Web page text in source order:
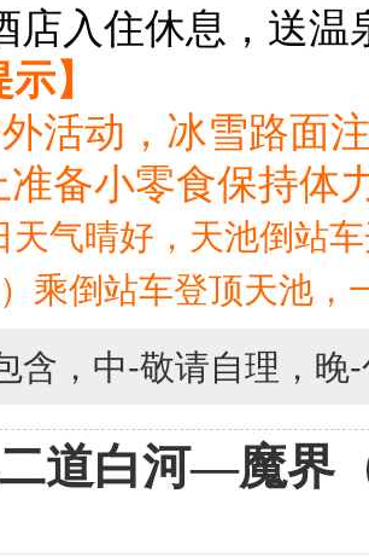
店入住休息，送温
】
活动，冰雪路面
准备小零食保持体
天气晴好，天池倒站
乘倒站车登顶天池，
含，中-敬请自理，晚
二道白河—魔界